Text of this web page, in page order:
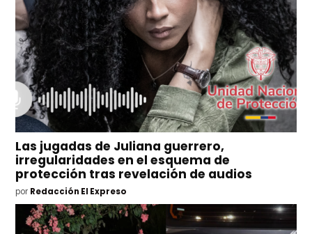
Las jugadas de Juliana guerrero,
irregularidades en el esquema de
protección tras revelación de audios
por Redacción El Expreso